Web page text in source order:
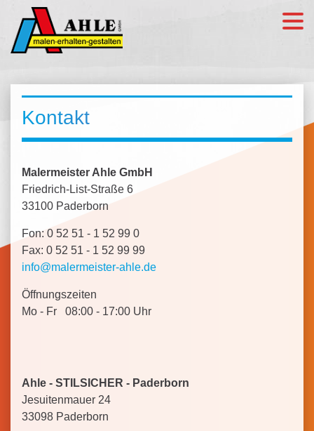
Kontakt
Malermeister Ahle GmbH
Friedrich-List-Straße 6
33100 Paderborn
Fon: 0 52 51 - 1 52 99 0
Fax: 0 52 51 - 1 52 99 99
info@malermeister-ahle.de
Öffnungszeiten
Mo - Fr 08:00 - 17:00 Uhr
Ahle - STILSICHER - Paderborn
Jesuitenmauer 24
33098 Paderborn